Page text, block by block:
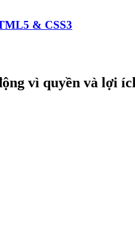
& CSS3
vì quyền và lợi